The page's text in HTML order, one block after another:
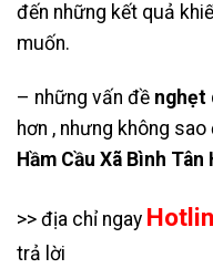
đến những kết quả
muốn.
– những vấn đề nghẹt
hơn , nhưng không
Hầm Cầu Xã Bình
>> địa chỉ ngay
trả lời